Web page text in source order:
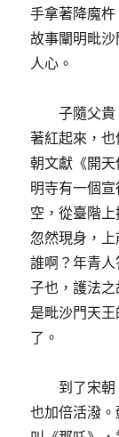
手拿著降魔
故事闡明毗
人心。
子隨父
著紅起來，
朝文獻《開
明寺有一個
空，從臺階
忽然現身，
誰啊？年青
子也，護法
是毗沙門天
了。
到了宋
也加倍活潑